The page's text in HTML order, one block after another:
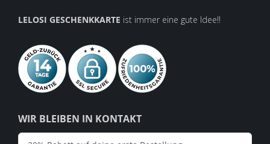
WIR BLEIBEN IN KONTAKT
LELOSI GESCHENKKARTE ist immer eine gute Idee!!